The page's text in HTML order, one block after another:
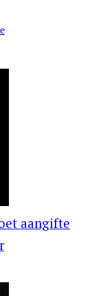
aangifte